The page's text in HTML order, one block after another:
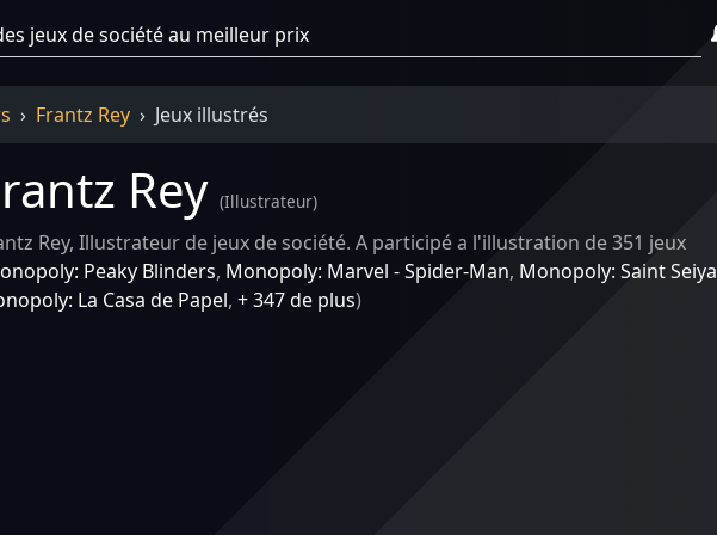
Frantz Rey Jeux illustrés
Rey (Illustrateur)
Rey, Illustrateur de jeux de société. A participé a l'illustration de 351 jeux
Peaky Blinders, Monopoly: Marvel - Spider-Man, Monopoly: Saint Seiya
La Casa de Papel, + 347 de plus)